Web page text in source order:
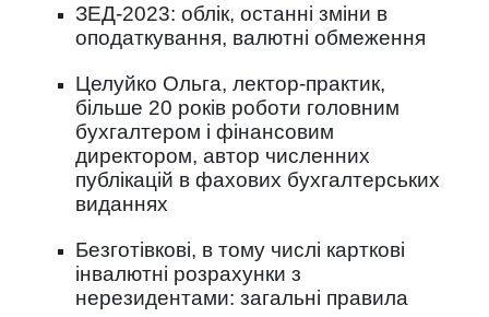
ЗЕД-2023: облік, останні зміни в
оподаткування, валютні обмеження
Целуйко Ольга, лектор-практик,
більше 20 років роботи головним
бухгалтером і фінансовим
директором, автор численних
публікацій в фахових бухгалтерських
виданнях
Безготівкові, в тому числі карткові
інвалютні розрахунки з
нерезидентами: загальні правила